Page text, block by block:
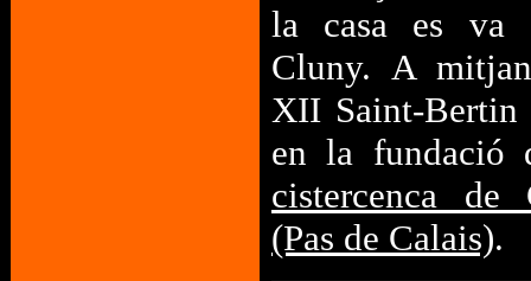
la casa es va
Cluny. A
XII Saint-Bertin
en la fundació
cistercenca de
(Pas de Calais).